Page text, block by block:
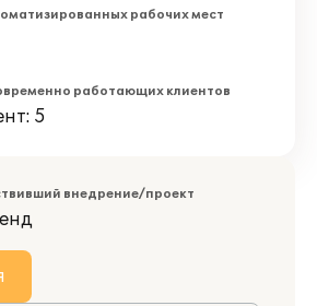
рабочих мест
работающих клиентов
5
внедрение/проект